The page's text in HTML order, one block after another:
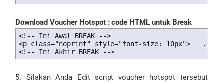
Download Voucher Hotspot : code HTML untuk Break
<!-- Ini Awal BREAK -->
<p class="noprint" style="font-size: 10px">
<!-- Ini Akhir BREAK -->
5. Silakan Anda Edit script voucher hotspot tersebut